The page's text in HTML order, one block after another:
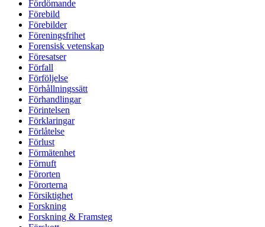
Fördömande
Förebild
Förebilder
Föreningsfrihet
Forensisk vetenskap
Föresatser
Förfall
Förföljelse
Förhållningssätt
Förhandlingar
Förintelsen
Förklaringar
Förlåtelse
Förlust
Förmätenhet
Förnuft
Förorten
Förorterna
Försiktighet
Forskning
Forskning & Framsteg